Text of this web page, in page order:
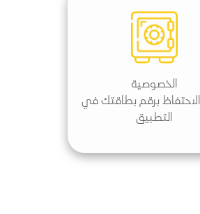
الخصوصية
الاحتفاظ برقم بطاقتك في
التطبيق